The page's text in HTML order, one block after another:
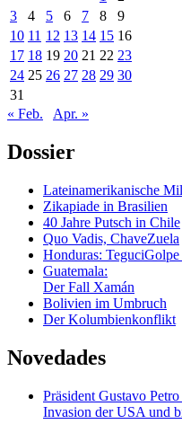
3
4 5 6 7 8
9
10 11 12 13 14 15 16
17 18 19 20 21 22 23
24 25 26 27 28 29 30
31
« Feb.
Apr. »
Dossier
Lateinamerikanische
Zikapiade in Brasilien
40 Jahre Putsch in Chile
Quo Vadis, ChaveZuela
Honduras:
Guatemala:
Der Fall Xamán
Bolivien im Umbruch
Der Kolumbienkonflikt
Novedades
Präsident Gustavo
Invasion der USA und